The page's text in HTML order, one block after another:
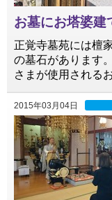
お墓にお塔婆建
正覚寺墓苑には檀
の墓石があります
さまが使用される
2015年03月04日